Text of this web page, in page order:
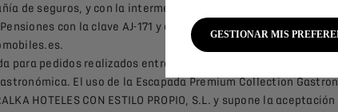
de seguros, y con la intermediación de Stellantis Financial
con la clave AJ-171 y con Seguro de
para pedidos realizados entre el 01/10/2025 y el 31/12/
El uso de la Escapada Premium Collection
HOTELES CON ESTILO PROPIO, S.L. y supone la
GESTIONAR MIS